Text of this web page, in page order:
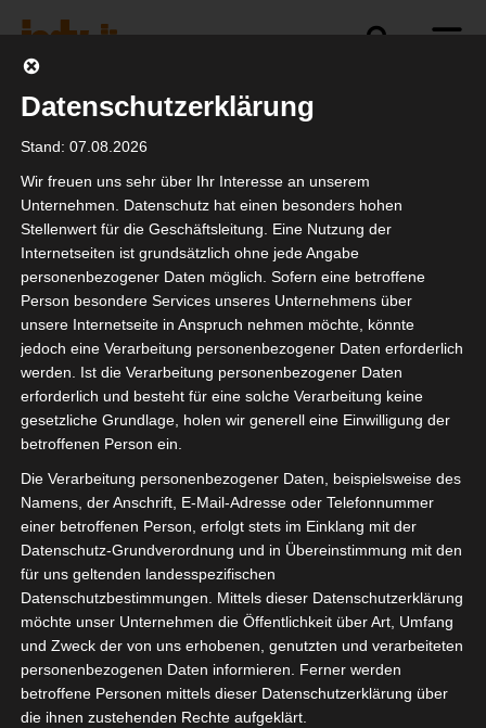
Selbstständigkeit
isdv vor Ort im
Gespräch mit der
Regierung
Datenschutzerklärung
Stand: 07.08.2026
Wir freuen uns sehr über Ihr Interesse an unserem
Unternehmen. Datenschutz hat einen besonders hohen
Stellenwert für die Geschäftsleitung. Eine Nutzung der
Internetseiten ist grundsätzlich ohne jede Angabe
personenbezogener Daten möglich. Sofern eine betroffene
Person besondere Services unseres Unternehmens über
unsere Internetseite in Anspruch nehmen möchte, könnte
jedoch eine Verarbeitung personenbezogener Daten erforderlich
werden. Ist die Verarbeitung personenbezogener Daten
erforderlich und besteht für eine solche Verarbeitung keine
gesetzliche Grundlage, holen wir generell eine Einwilligung der
betroffenen Person ein.
Die Verarbeitung personenbezogener Daten, beispielsweise des
Namens, der Anschrift, E-Mail-Adresse oder Telefonnummer
einer betroffenen Person, erfolgt stets im Einklang mit der
Datenschutz-Grundverordnung und in Übereinstimmung mit den
für uns geltenden landesspezifischen
Datenschutzbestimmungen. Mittels dieser Datenschutzerklärung
möchte unser Unternehmen die Öffentlichkeit über Art, Umfang
und Zweck der von uns erhobenen, genutzten und verarbeiteten
personenbezogenen Daten informieren. Ferner werden
betroffene Personen mittels dieser Datenschutzerklärung über
die ihnen zustehenden Rechte aufgeklärt.